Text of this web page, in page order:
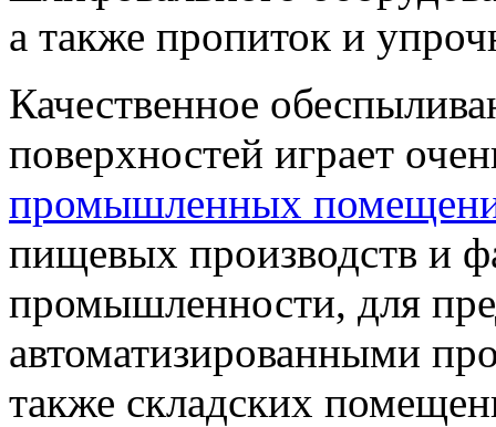
а также пропиток и
Качественное
поверхностей играет
промышленных
пищевых производств и
промышленности, для
автоматизированными
также складских